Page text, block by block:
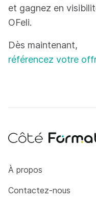
et gagnez en
OFeli.
Dès maintenant,
référencez votre
Côté Formations
À propos
Contactez-nous